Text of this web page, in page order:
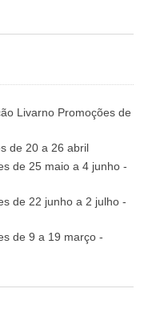
Livarno Promoções de
de 20 a 26 abril
de 25 maio a 4 junho -
de 22 junho a 2 julho -
de 9 a 19 março -